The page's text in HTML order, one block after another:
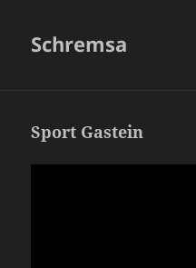
Schremsa
Sport Gastein